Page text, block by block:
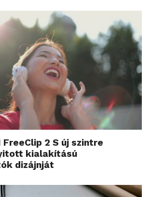
FreeClip 2 S új szintre
kialakítású
dizájnját